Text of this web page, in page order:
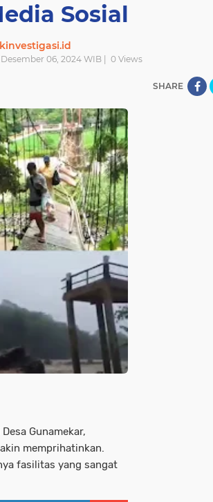
Sosial
06, 2024 WIB | 0Views
SHARE
Gunamekar,
memprihatinkan.
fasilitas yang sangat